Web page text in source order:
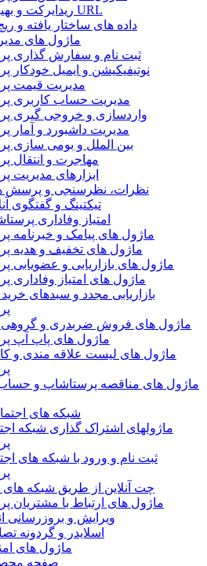
ریدایرکت و بهینه سازی URL
داده های ساختار یافته و
ماژول های
ثبت نام و سفارش گذاری
نوتیفیکیشن و ایمیل خودکار
مدیریت قیمت
مدیریت حساب کاربری
واردسازی و خروجی گیری
مدیریت داشبورد و آمار
بین الملل و بومی سازی
مهاجرت و انتقال
ابزارهای مدیریت
نظرات، نظرسنجی و پرسش
تیکتینگ و گفتگوی
امتیاز وفاداری
ماژول های پیامک و خبرنامه
ماژول های تخفیف و هدیه
ماژول های بازاریابی و عضویابی
ماژول های امتیاز وفاداری
بازاریابی مجدد و سبدهای
ماژول های فروش ضربدری و
ماژول های پاپ آپ
ماژول های لیست علاقه مندی و
ماژول های مناقصه پرستاشاپ و
شبکه های
ماژولهای اشتراک‌ گذاری شبکه
ثبت نام و ورود با شبکه های
چت آنلاین از طریق شبکه های
ماژول های ارتباط با مشتریان
ویرایش و بروزرسانی
اسلایدر و گردونه
ماژول های
صفحه